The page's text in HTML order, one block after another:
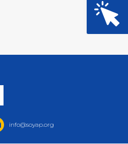
info@soyap.org